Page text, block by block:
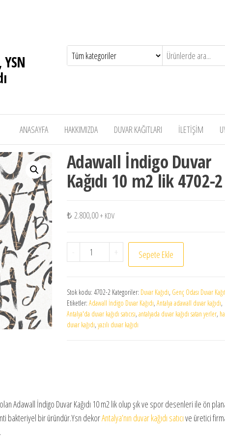
ANASAYFA HAKKIMIZDA DUVAR KAĞITLARI İLETİŞİM
Adawall İndigo Duvar
Kağıdı 10 m2 lik 4702-2
₺ 2.800,00 + KDV
- Adawall İndigo Duvar Kağıdı 10 m2 lik
+ Sepete Ekle
Stok kodu: 4702-2 Kategoriler: Duvar Kağıdı, Genç Odası Duvar
Etiketler: Adawall İndigo Duvar Kağıdı, Antalya adawall duvar kağıdı,
Antalya'da duvar kağıdı satıcısı, antalyada duvar kağıdı satan yerler,
duvar kağıdı, yazılı duvar kağıdı
Adawall İndigo Duvar Kağıdı 10 m2 lik olup şık ve spor desenleri ile ön
bakteriyel bir üründür.Ysn dekorAntalya’nın duvar kağıdı satıcıve üretici